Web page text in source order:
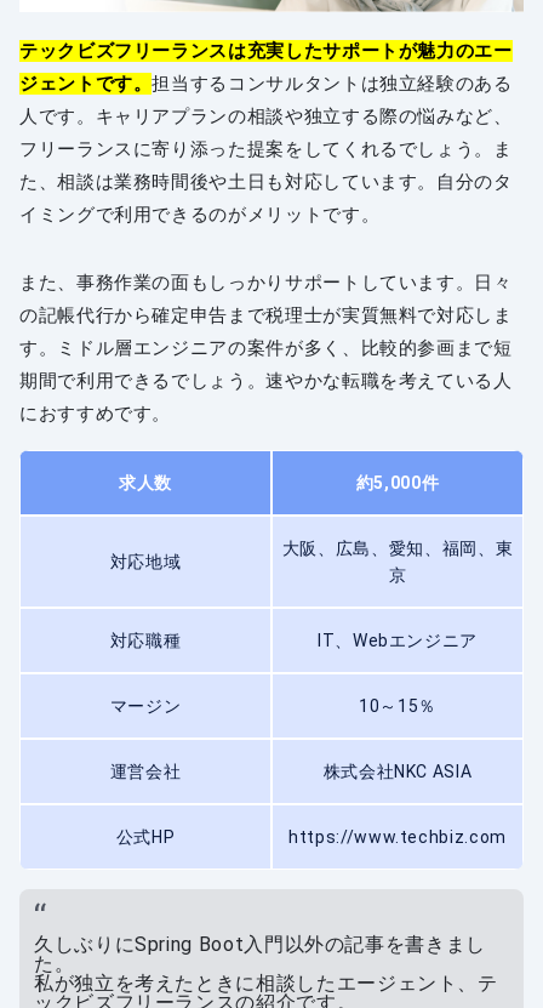
テックビズフリーランスは充実したサポートが魅力のエー
ジェントです。担当するコンサルタントは独立経験のある
人です。キャリアプランの相談や独立する際の悩みなど、
フリーランスに寄り添った提案をしてくれるでしょう。ま
た、相談は業務時間後や土日も対応しています。自分のタ
イミングで利用できるのがメリットです。
また、事務作業の面もしっかりサポートしています。日々
の記帳代行から確定申告まで税理士が実質無料で対応しま
す。ミドル層エンジニアの案件が多く、比較的参画まで短
期間で利用できるでしょう。速やかな転職を考えている人
におすすめです。
求人数 約5,000件
対応地域
大阪、広島、愛知、福岡、東
京
対応職種 IT、Webエンジニア
マージン 10～15％
運営会社 株式会社NKC ASIA
公式HP https://www.techbiz.com
久しぶりにSpring Boot入門以外の記事を書きまし
た。
私が独立を考えたときに相談したエージェント、テ
ックビズフリーランスの紹介です。